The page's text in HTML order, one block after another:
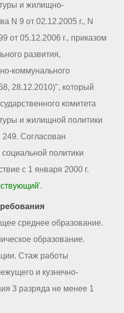
и жилищно-
N 9 от 02.12.2005 г., N
от 05.12.2006 г., приказом
развития,
коммунального
28.12.2010)", который
комитета
и жилищной политики
249. Согласован
политики
с 1 января 2000 г.
.
среднее образование.
образование.
Стаж работы
и кузнечно-
3 разряда не менее 1